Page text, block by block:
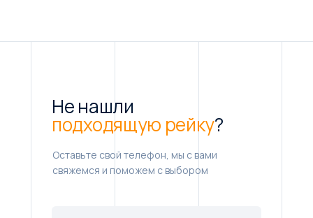
Не нашли
подходящую рейку?
Оставьте свой телефон, мы с вами
свяжемся и поможем с выбором